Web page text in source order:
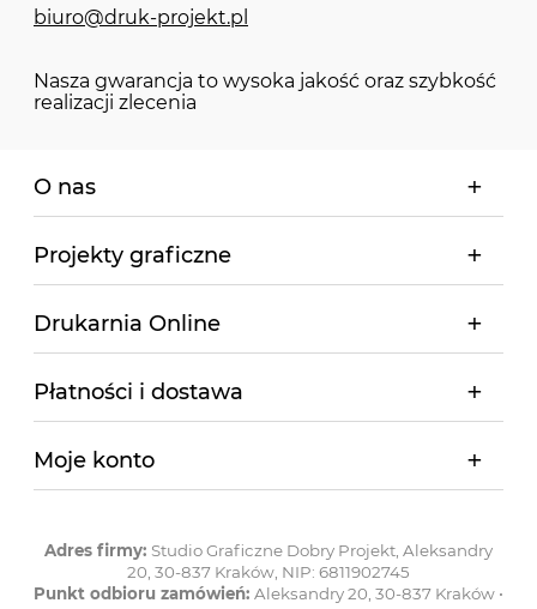
biuro@druk-projekt.pl
Nasza gwarancja to wysoka jakość oraz szybkość
realizacji zlecenia
O nas
Projekty graficzne
Drukarnia Online
Płatności i dostawa
Moje konto
Adres firmy: Studio Graficzne Dobry Projekt, Aleksandry
20, 30-837 Kraków, NIP: 6811902745
Punkt odbioru zamówień: Aleksandry 20, 30-837 Kraków •